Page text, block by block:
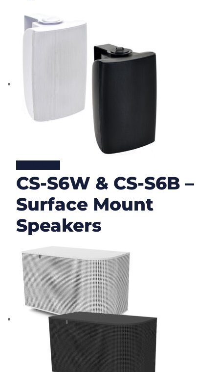
CS-S6W & CS-S6B –
Surface Mount
Speakers